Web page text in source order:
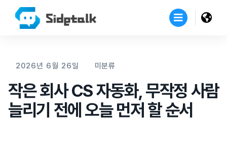
2026년 6월 26일 미분류
작은 회사 CS 자동화, 무작정 사람
늘리기 전에 오늘 먼저 할 순서